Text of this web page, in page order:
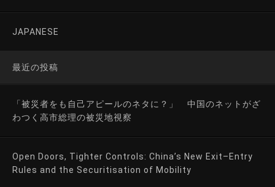
JAPANESE
最近の投稿
「被災者をも自己アピールのネタに？」 中国のネットがざ
わつく高市総理の被災地視察
Open Doors, Tighter Controls: China’s New Exit–Entry
Rules and the Securitisation of Mobility